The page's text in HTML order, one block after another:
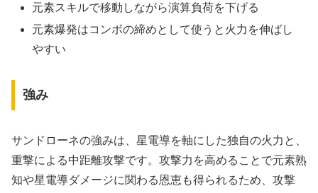
元素スキルで移動しながら演算負荷を下げる
元素爆発はコンボの締めとして使うと火力を伸ばし
やすい
強み
サンドローネの強みは、星電導を軸にした独自の火力と、
重撃による中距離攻撃です。攻撃力を高めることで元素熟
知や星電導ダメージに関わる恩恵も得られるため、攻撃